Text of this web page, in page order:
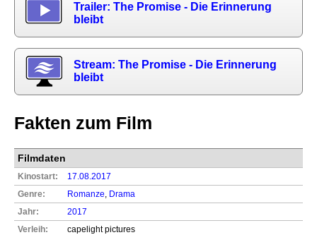
Trailer: The Promise - Die Erinnerung
bleibt
Stream: The Promise - Die Erinnerung
bleibt
Fakten zum Film
Filmdaten
Kinostart:
17.08.2017
Genre:
Romanze Drama
Jahr:
2017
Verleih:
capelight pictures